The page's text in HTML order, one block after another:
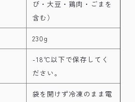
び・大豆・鶏肉・ごまを
含む）
230g
-18℃以下で保存してく
ださい。
袋を開けず冷凍のまま電